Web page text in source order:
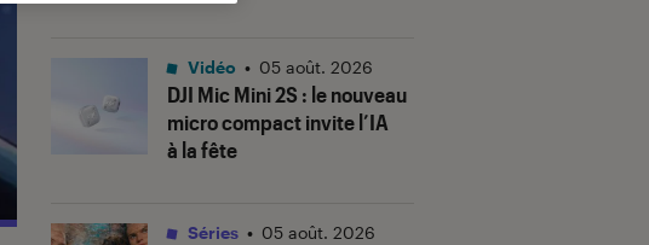
DJI Mic Mini 2S : le nouveau
micro compact invite l’IA
à la fête
Vidéo • 05 août. 2026
Séries • 05 août. 2026